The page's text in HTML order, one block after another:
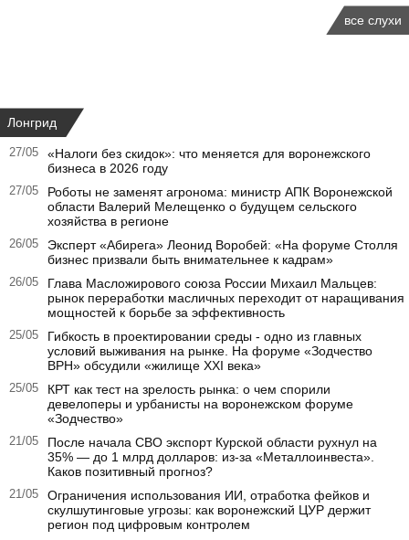
все слухи
Лонгрид
27/05
«Налоги без скидок»: что меняется для воронежского
бизнеса в 2026 году
27/05
Роботы не заменят агронома: министр АПК Воронежской
области Валерий Мелещенко о будущем сельского
хозяйства в регионе
26/05
Эксперт «Абирега» Леонид Воробей: «На форуме Столля
бизнес призвали быть внимательнее к кадрам»
26/05
Глава Масложирового союза России Михаил Мальцев:
рынок переработки масличных переходит от наращивания
мощностей к борьбе за эффективность
25/05
Гибкость в проектировании среды - одно из главных
условий выживания на рынке. На форуме «Зодчество
ВРН» обсудили «жилище XXI века»
25/05
КРТ как тест на зрелость рынка: о чем спорили
девелоперы и урбанисты на воронежском форуме
«Зодчество»
21/05
После начала СВО экспорт Курской области рухнул на
35% — до 1 млрд долларов: из-за «Металлоинвеста».
Каков позитивный прогноз?
21/05
Ограничения использования ИИ, отработка фейков и
скулшутинговые угрозы: как воронежский ЦУР держит
регион под цифровым контролем